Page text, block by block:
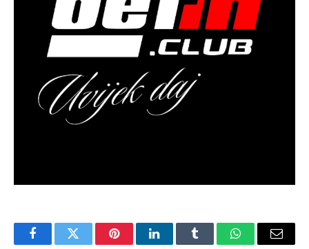
FacebookTwitter PinterestLinkedInTumblr WhatsAppEmail